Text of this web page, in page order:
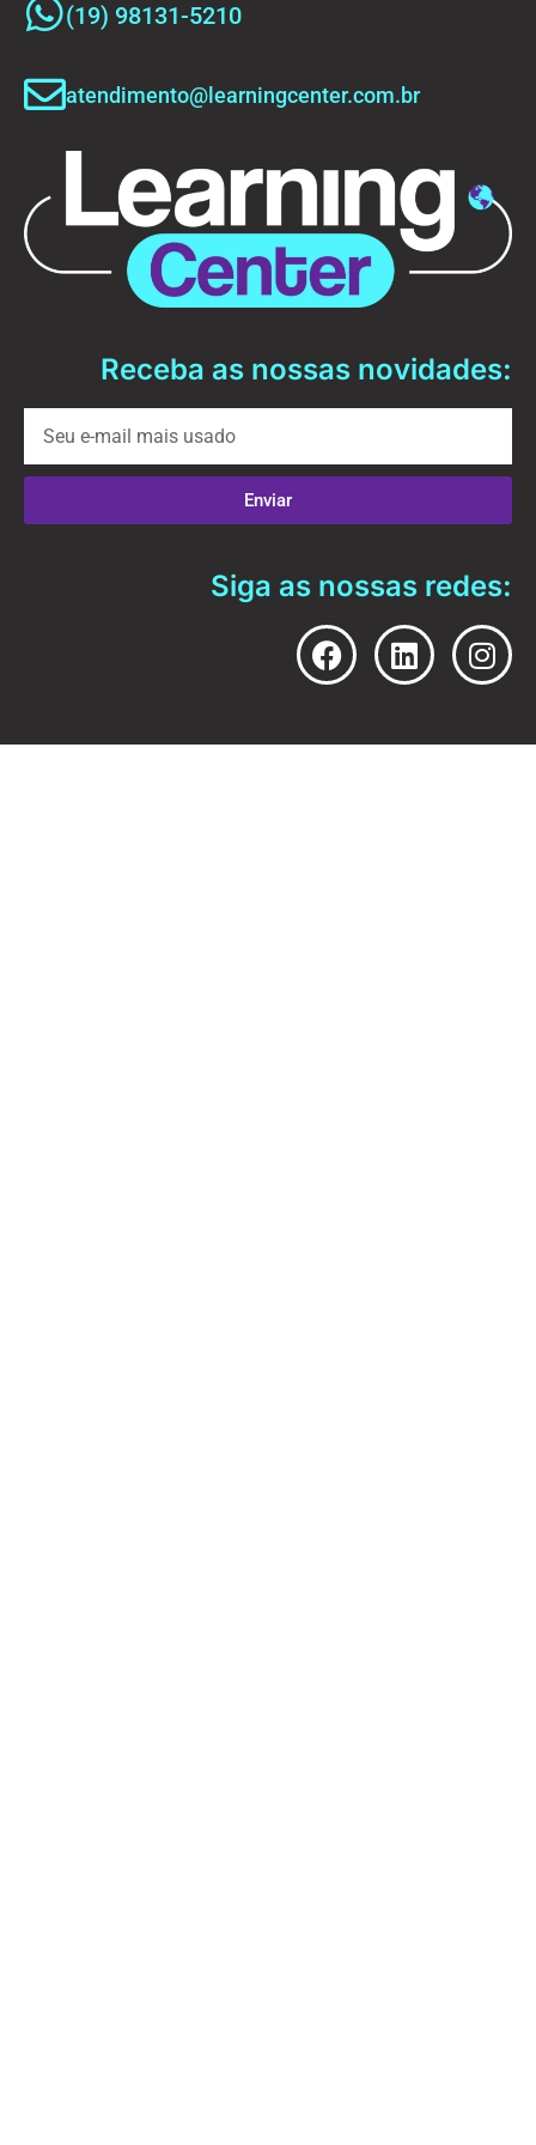
(19) 98131-5210
atendimento@learningcenter.com.br
Receba as nossas novidades:
Enviar
Siga as nossas redes: